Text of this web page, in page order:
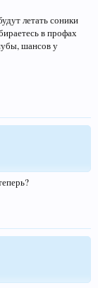
летать соники
в профах
шансов у